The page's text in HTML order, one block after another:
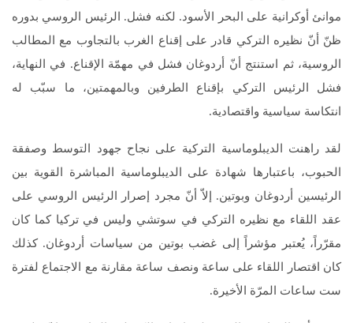
موانئ أوكرانية على البحر الأسود. لكنه فشل. الرئيس الروسي بدوره
ظنّ أنّ نظيره التركي قادر على إقناع الغرب بالتجاوب مع المطالب
الروسية، ثم استنتج أنّ أردوغان فشل في مهمّة الإقناع. في النهاية،
فشل الرئيس التركي بإقناع الطرفين وبالمهمتين، ما سبّب له
انتكاسة سياسية واقتصادية.
لقد راهنت الديبلوماسية التركية على نجاح جهود التوسط وصفقة
الحبوب، باعتبارها شهادة على الديبلوماسية المباشرة القوية بين
الرئيسين أردوغان وبوتين. إلاّ أنّ مجرد إصرار الرئيس الروسي على
عقد اللقاء مع نظيره التركي في سوتشي وليس في تركيا كما كان
مقرّراً، يُعتبر مؤشراً إلى غضب بوتين من سياسات أردوغان. كذلك
كان اقتصار اللقاء على ساعة ونصف ساعة مقارنة مع الاجتماع لفترة
ست ساعات المرّة الأخيرة.